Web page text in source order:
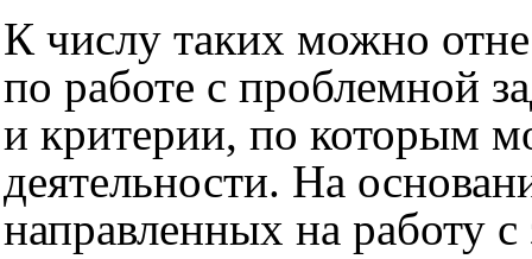
К числу таких можно
по работе с проблемной
и критерии, по которым
деятельности. На
направленных на работу